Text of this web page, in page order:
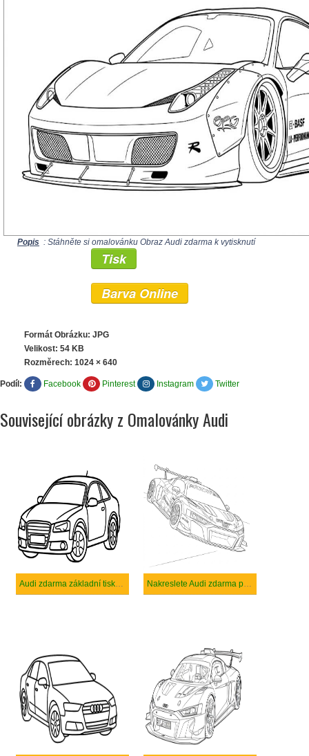
Popis : Stáhněte si omalovánku Obraz Audi zdarma k vytisknutí
Tisk
Barva Online
Formát Obrázku: JPG
Velikost: 54 KB
Rozměrech: 1024 × 640
Podíl: Facebook Pinterest Instagram Twitter
Související obrázky z Omalovánky Audi
Audi zdarma základní tisknutelné Nakreslete Audi zdarma prostý tisknutelné